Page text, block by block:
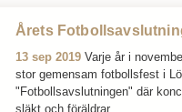
Årets
13 sep 2019 Varje år i
stor gemensam fotbollsfest i
"Fotbollsavslutningen" där
släkt och föräldrar...